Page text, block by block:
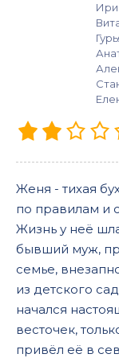
Женя - тихая
по правилам и
Жизнь у неё
бывший муж,
семье,
из детского
начался
весточек,
привёл её в